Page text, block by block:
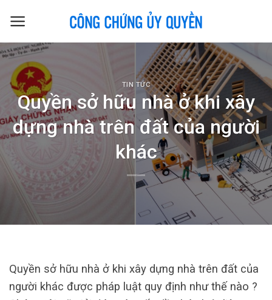
TIN TỨC
Quyền sở hữu nhà ở khi xây
dựng nhà trên đất của người
khác
Quyền sở hữu nhà ở khi xây dựng nhà trên đất của
người khác được pháp luật quy định như thế nào ?